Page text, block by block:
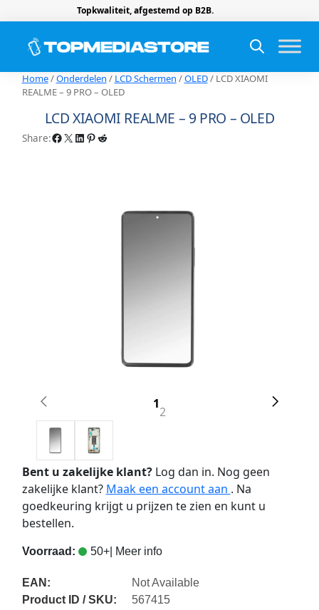
Topkwaliteit, afgestemd op B2B.
Home/Onderdelen / LCD Schermen /OLED/ LCD XIAOMI
REALME – 9 PRO – OLED
LCD XIAOMI REALME – 9 PRO – OLED
Share:Facebook X LinkedIn Pinterest Reddit
1
2
Bent u zakelijke klant?Log dan in. Nog geen
zakelijke klant? Maak een account aan . Na
goedkeuring krijgt u prijzen te zien en kunt u
bestellen.
Voorraad: 50+| Meer info
EAN:
Not Available
Product ID / SKU:
567415